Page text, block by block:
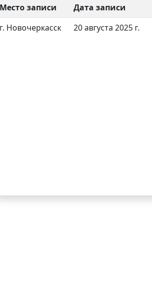
Место записи Дата записи
г. Новочеркасск
20 августа 2025 г.